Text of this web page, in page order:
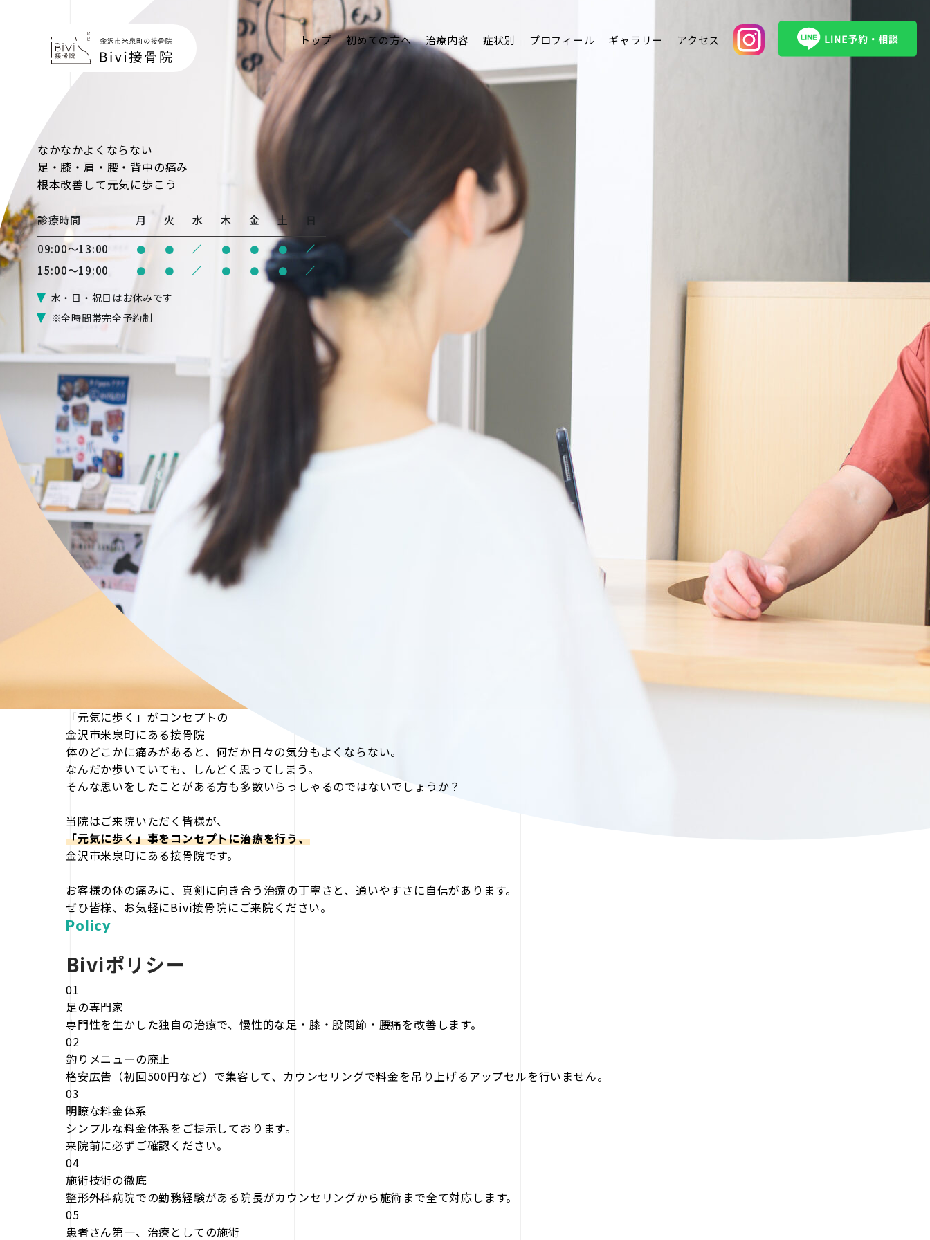
トップ 初めての方へ 治療内容 症状別 プロフィール ギャラリー アクセス
なかなかよくならない
足・膝・肩・腰・背中の痛み
根本改善 して元気に歩こう
診療時間 月 火 水 木 金 土
日
09:00〜13:00
● ● / ● ● ● /
15:00〜19:00 ● ● / ● ● ● /
水・日・祝日はお休みです
※全時間帯完全予約制
「元気に歩く」がコンセプトの
金沢市米泉町にある接骨院
体のどこかに痛みがあると、何だか日々の気分もよくならない。
なんだか歩いていても、しんどく思ってしまう。
そんな思いをしたことがある方も多数いらっしゃるのではないでしょうか？
当院はご来院いただく皆様が、
「元気に歩く」事をコンセプトに治療を行う、
金沢市米泉町にある接骨院です。
お客様の体の痛みに、真剣に向き合う治療の丁寧さと、通いやすさに自信があります。
ぜひ皆様、お気軽にBivi接骨院にご来院ください。
Policy
Biviポリシー
01
足の専門家
専門性を生かした独自の治療で、慢性的な足・膝・股関節・腰痛を改善します。
02
釣りメニューの廃止
格安広告（初回500円など）で集客して、カウンセリングで料金を吊り上げるアップセルを行いません。
03
明瞭な料金体系
シンプルな料金体系をご提示しております。
来院前に必ずご確認ください。
04
施術技術の徹底
整形外科病院での勤務経験がある院長がカウンセリングから施術まで全て対応します。
05
患者さん第一、治療としての施術